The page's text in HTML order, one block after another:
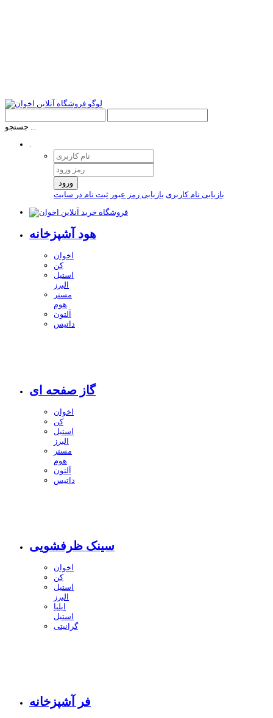
جستجو ...
.
ورود
بازیابی نام کاربری بازیابی رمز عبور ثبت نام در سایت
هود آشپزخانه
اخوان
کن
استیل
البرز
مستر
هوم
آلتون
داتیس
گاز صفحه ای
اخوان
کن
استیل
البرز
مستر
هوم
آلتون
داتیس
سینک ظرفشویی
اخوان
کن
استیل
البرز
ایلیا
استیل
گرانیتی
فر آشپزخانه